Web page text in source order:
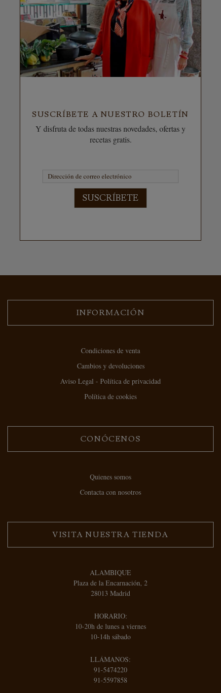
SUSCRÍBETE A NUESTRO BOLETÍN
Y disfruta de todas nuestras novedades, ofertas y
recetas gratis.
SUSCRÍBETE
INFORMACIÓN
Condiciones de venta
Cambios y devoluciones
Aviso Legal - Política de privacidad
Política de cookies
CONÓCENOS
Quienes somos
Contacta con nosotros
VISITA NUESTRA TIENDA
ALAMBIQUE
Plaza de la Encarnación, 2
28013 Madrid
HORARIO:
10-20h de lunes a viernes
10-14h sábado
LLÁMANOS:
91-5474220
91-5597858